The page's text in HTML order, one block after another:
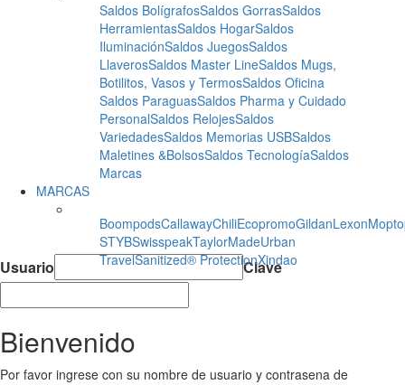
Saldos BolígrafosSaldos GorrasSaldos
HerramientasSaldos HogarSaldos
IluminaciónSaldos JuegosSaldos
LlaverosSaldos Master LineSaldos Mugs,
Botilitos, Vasos y TermosSaldos Oficina
Saldos ParaguasSaldos Pharma y Cuidado
PersonalSaldos RelojesSaldos
VariedadesSaldos Memorias USBSaldos
Maletines &BolsosSaldos TecnologíaSaldos
Marcas
MARCAS
BoompodsCallawayChiliEcopromoGildanLexon
STYBSwisspeakTaylorMadeUrban
TravelSanitized® ProtectionXindao
Usuario Clave
Bienvenido
Por favor ingrese con su nombre de usuario y contrasena de